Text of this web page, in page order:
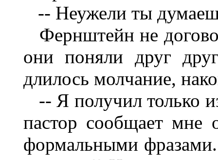
-- Неужели ты
Фернштейн не
они поняли друг
длилось молчание,
-- Я получил только
пастор сообщает мне
формальными